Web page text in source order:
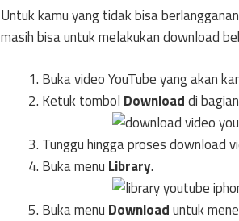
Untuk kamu yang tidak bisa
masih bisa untuk melakukan download
Buka video YouTube yang akan
Ketuk tombol Downloaddi
Tunggu hingga proses download
Buka menu Library.
Buka menu Downloaduntuk